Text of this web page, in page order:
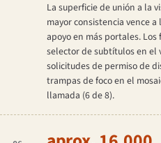
La superficie de unión a la
mayor consistencia vence
apoyo en más portales.
selector de subtítulos en el
solicitudes de permiso de
trampas de foco en el
llamada (6 de 8).